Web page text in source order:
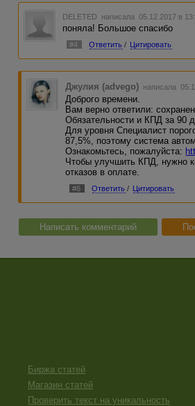
DELETED написала 05.12.2017 в
поняла! Большое спасибо
#4 Ответить / Цитировать
Джулия (advego) написала
Доброго времени.
Вам верно ответили:
Обязательности и КПД за 90
Для уровня Специалист
87,5%, поэтому система
Ознакомьтесь, пожалуйста:
Чтобы улучшить КПД, нужно
отказов в оплате.
#6 Ответить / Цитировать
Написать комментарий
Биржа статей
Магазин статей
Проверить текст на уникальность